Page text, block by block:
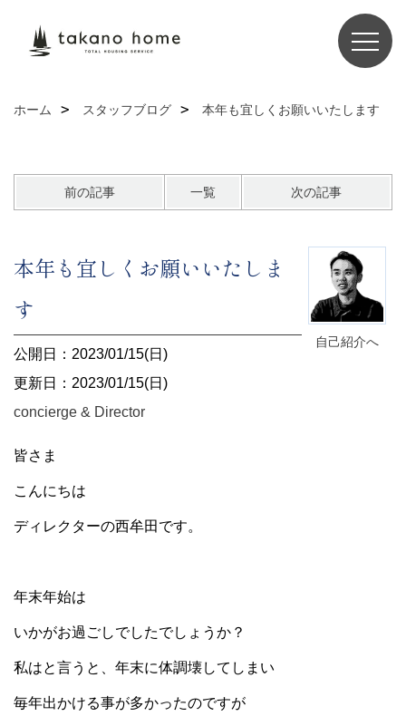
ホーム スタッフブログ 本年も宜しくお願いいたします
前の記事 一覧 次の記事
自己紹介へ
本年も宜しくお願いいたしま
す
公開日：2023/01/15(日)
更新日：2023/01/15(日)
concierge & Director
皆さま
こんにちは
ディレクターの西牟田です。
年末年始は
いかがお過ごしでしたでしょうか？
私はと言うと、年末に体調壊してしまい
毎年出かける事が多かったのですが